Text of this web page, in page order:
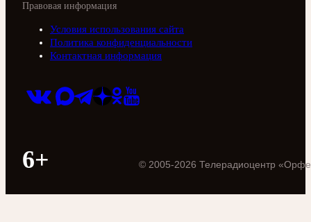
Правовая информация
Условия использования сайта
Политика конфиденциальности
Контактная информация
6+ © 2005-2026 Телерадиоцентр